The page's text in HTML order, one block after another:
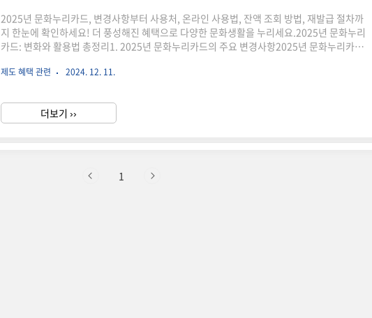
2025년 문화누리카드, 변경사항부터 사용처, 온라인 사용법, 잔액 조회 방법, 재발급 절차까
지 한눈에 확인하세요! 더 풍성해진 혜택으로 다양한 문화생활을 누리세요.2025년 문화누리
카드: 변화와 활용법 총정리1. 2025년 문화누리카드의 주요 변경사항2025년 문화누리카드는
만 원으로 증가하여 더 다양한 문화, 예술, 체육 활동을 누릴 수 있습니다. 특히 저소득층 가정
주요 변경점 요약:지원금 인상: 10만 원 → 14만 원 온라인 사용처 확대: 주요 전자상거래 플랫
폼 추가 재발급 절차 간소화: 분실 시 온라인 신청 가능 2...
제도 혜택 관련 2024. 12. 11.
더보기 ››
1